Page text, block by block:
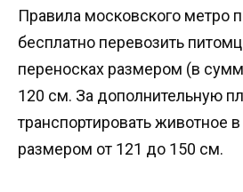
Правила московского метро
бесплатно перевозить
переносках размером (в
120 см. За дополнительную
транспортировать животное
размером от 121 до 150 см.